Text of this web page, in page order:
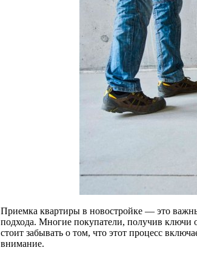
Приемка квартиры в новостройке — это
подхода. Многие покупатели, получив
стоит забывать о том, что этот процесс
внимание.